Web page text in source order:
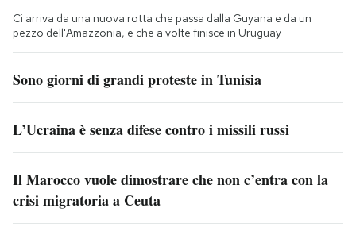
Ci arriva da una nuova rotta che passa dalla Guyana e da un
pezzo dell'Amazzonia, e che a volte finisce in Uruguay
Sono giorni di grandi proteste in Tunisia
L’Ucraina è senza difese contro i missili russi
Il Marocco vuole dimostrare che non c’entra con la
crisi migratoria a Ceuta